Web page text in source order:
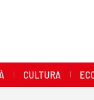
CULTURA